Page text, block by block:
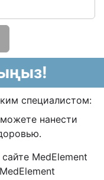
специалистом:
нанести
MedElement